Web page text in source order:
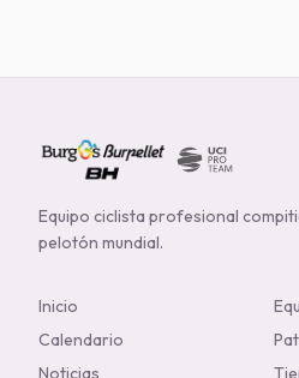
Equipo ciclista profesional
pelotón mundial.
Inicio
Calendario
Noticias